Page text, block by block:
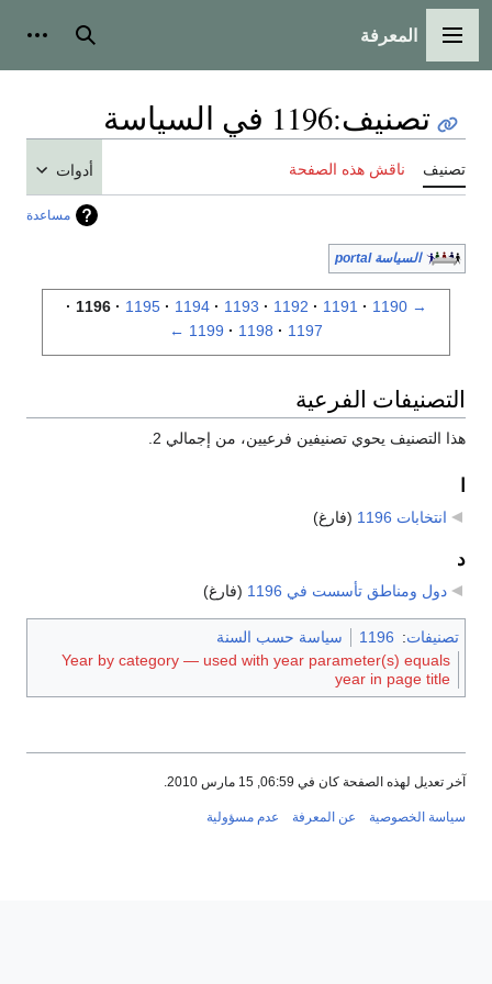
القائمة الرئيسية
المعرفة بحث
تصنيف:1196 في السياسة
تصنيف ناقش هذه الصفحة أدوات
مساعدة
السياسة portal
→
1190
1191
1192
1193
1194
1195
1196
1197
1198
1199
←
التصنيفات الفرعية
هذا التصنيف يحوي تصنيفين فرعيين، من إجمالي 2.
انتخابات 1196 (فارغ)
د
دول ومناطق تأسست في 1196 (فارغ)
تصنيفات:
1196
سياسة حسب السنة
Year by category — used with year parameter(s) equals
year in page title
آخر تعديل لهذه الصفحة كان في 06:59, 15 مارس 2010.
سياسة الخصوصية عن المعرفة عدم مسؤولية